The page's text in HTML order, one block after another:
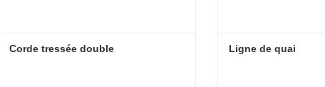
Corde tressée double Ligne de quai